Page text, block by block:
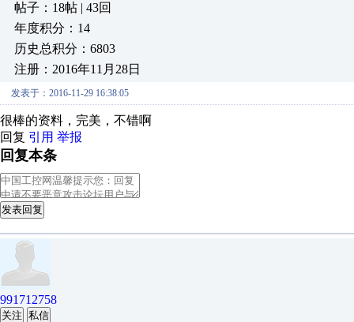
帖子：18帖 | 43回
年度积分：14
历史总积分：6803
注册：2016年11月28日
发表于：2016-11-29 16:38:05
很棒的资料，完美，不错啊
回复 引用 举报
回复本条
发表回复
991712758
关注 私信